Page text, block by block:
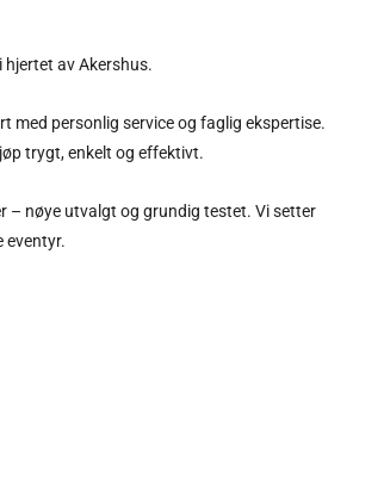
av Akershus.
med personlig service og faglig ekspertise.
trygt, enkelt og effektivt.
– nøye utvalgt og grundig testet. Vi setter
eventyr.